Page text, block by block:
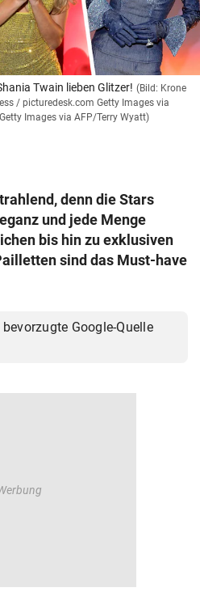
Co KG 2026
Twain lieben Glitzer! (Bild: Krone
/ picturedesk.com Getty Images via
Images via AFP/Terry Wyatt)
denn die Stars
und jede Menge
bis hin zu exklusiven
sind das Must-have
Google-Quelle